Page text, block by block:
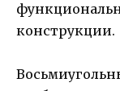
конструкции.